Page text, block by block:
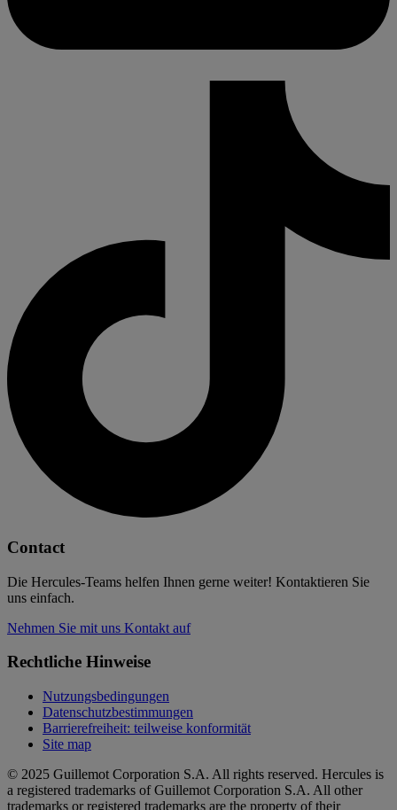
Contact
Die Hercules-Teams helfen Ihnen gerne weiter! Kontaktieren Sie
uns einfach.
Nehmen Sie mit uns Kontakt auf
Rechtliche Hinweise
Nutzungsbedingungen
Datenschutzbestimmungen
Barrierefreiheit: teilweise konformität
Site map
© 2025 Guillemot Corporation S.A. All rights reserved. Hercules is
a registered trademarks of Guillemot Corporation S.A. All other
trademarks or registered trademarks are the property of their